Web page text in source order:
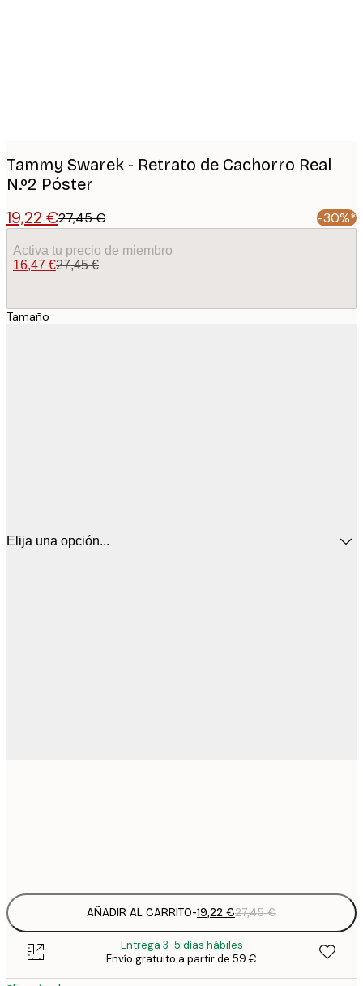
Tammy Swarek - Retrato de Cachorro Real
N.º2 Póster
19,22 €27,45 € -30%*
Activa tu precio de miembro
16,47 €27,45 €
Tamaño
Elija una opción...
AÑADIR AL CARRITO-19,22 €27,45 €
Entrega 3-5 días hábiles
Envío gratuito a partir de 59 €